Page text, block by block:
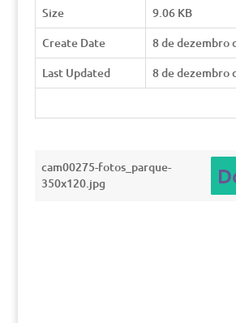
Size
9.06 KB
Create Date
8 de dezembro
Last Updated
8 de dezembro
cam00275-fotos_parque-
350x120.jpg